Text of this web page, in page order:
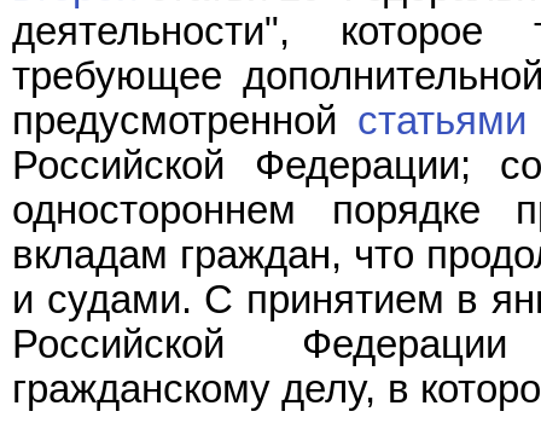
деятельности",
требующее
предусмотренной
Российской Федерации;
одностороннем порядке
вкладам граждан, что
и судами. С принятием в
Российской
гражданскому делу, в